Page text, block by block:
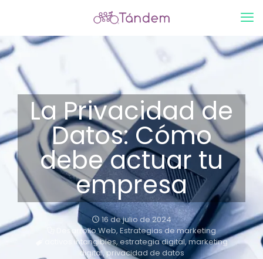
La Privacidad de
Datos: Cómo
debe actuar tu
empresa
16 de julio de 2024
Desarrollo Web, Estrategias de marketing
activos intangibles, estrategia digital,marketing
digital,privacidad de datos